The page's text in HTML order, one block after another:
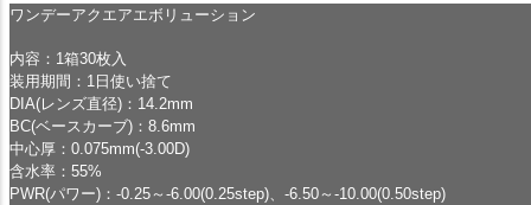
ワンデーアクエアエボリューション
内容：1箱30枚入
装用期間：1日使い捨て
DIA(レンズ直径)：14.2mm
BC(ベースカーブ)：8.6mm
中心厚：0.075mm(-3.00D)
含水率：55%
PWR(パワー)：-0.25～-6.00(0.25step)、-6.50～-10.00(0.50step)